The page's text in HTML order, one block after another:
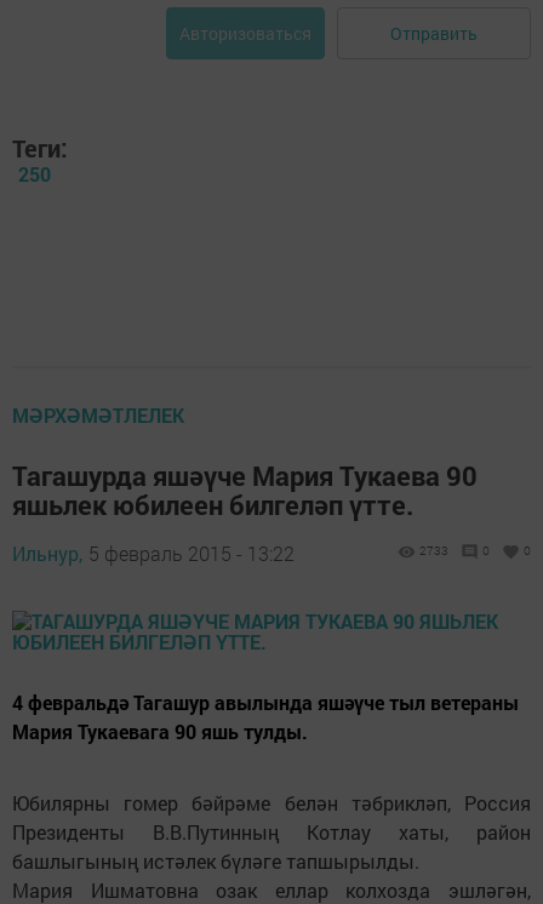
Авторизоваться Отправить
Теги:
250
МӘРХӘМӘТЛЕЛЕК
Тагашурда яшәүче Мария Тукаева 90
яшьлек юбилеен билгеләп үтте.
Ильнур, 5 февраль 2015 - 13:22 2733 0 0
4 февральдә Тагашур авылында яшәүче тыл ветераны
Мария Тукаевага 90 яшь тулды.
Юбилярны гомер бәйрәме белән тәбрикләп, Россия
Президенты В.В.Путинның Котлау хаты, район
башлыгының истәлек бүләге тапшырылды.
Мария Ишматовна озак еллар колхозда эшләгән,